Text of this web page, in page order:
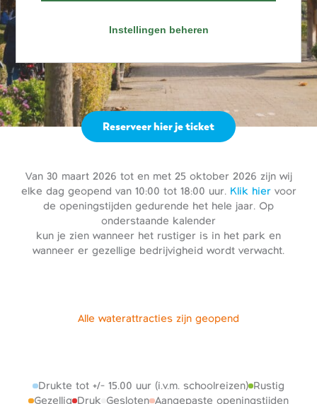
n
Van 30 maart 2026 tot en met 25 oktober 2026 zijn wij
elke dag geopend van 10:00 tot 18:00 uur. Klik hiervoor
de openingstijden gedurende het hele jaar. Op
onderstaande kalender
kun je zien wanneer het rustiger is in het park en
wanneer er gezellige bedrijvigheid wordt verwacht.
Reserveer hier je ticket
Alle waterattracties zijn geopend
Aangepaste openingstijden
Druk
Drukte tot +/- 15.00 uur (i.v.m. schoolreizen)
Gesloten
Gezellig
Rustig
Instellingen beheren